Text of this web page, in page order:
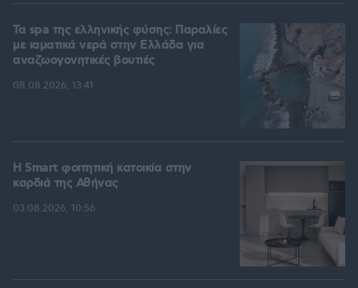
Τα spa της ελληνικής φύσης: Παραλίες
με ιαματικά νερά στην Ελλάδα για
αναζωογονητικές βουτιές
08.08.2026, 13:41
Η Smart φοιτητική κατοικία στην
καρδιά της Αθήνας
03.08.2026, 10:56